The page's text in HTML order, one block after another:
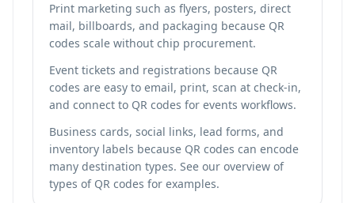
Print marketing such as flyers, posters, direct
mail, billboards, and packaging because QR
codes scale without chip procurement.
Event tickets and registrations because QR
codes are easy to email, print, scan at check-in,
and connect to QR codes for events workflows.
Business cards, social links, lead forms, and
inventory labels because QR codes can encode
many destination types. See our overview of
types of QR codes for examples.